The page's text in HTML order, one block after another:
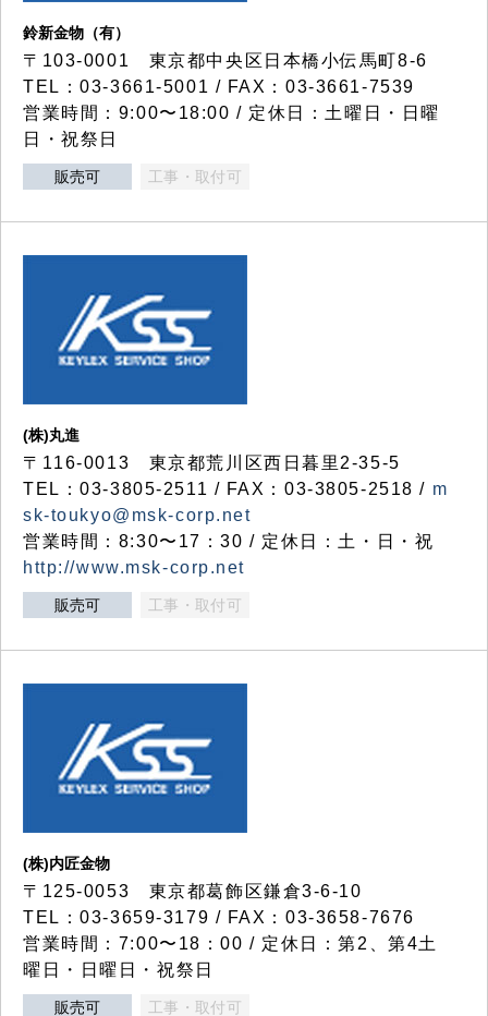
鈴新金物（有）
〒103-0001 東京都中央区日本橋小伝馬町8-6
TEL：03-3661-5001 / FAX：03-3661-7539
営業時間：9:00〜18:00 / 定休日：土曜日・日曜
日・祝祭日
販売可 工事・取付可
(株)丸進
〒116-0013 東京都荒川区西日暮里2-35-5
TEL：03-3805-2511 / FAX：03-3805-2518 / m
sk-toukyo@msk-corp.net
営業時間：8:30〜17：30 / 定休日：土・日・祝
http://www.msk-corp.net
販売可 工事・取付可
(株)内匠金物
〒125-0053 東京都葛飾区鎌倉3-6-10
TEL：03-3659-3179 / FAX：03-3658-7676
営業時間：7:00〜18：00 / 定休日：第2、第4土
曜日・日曜日・祝祭日
販売可 工事・取付可